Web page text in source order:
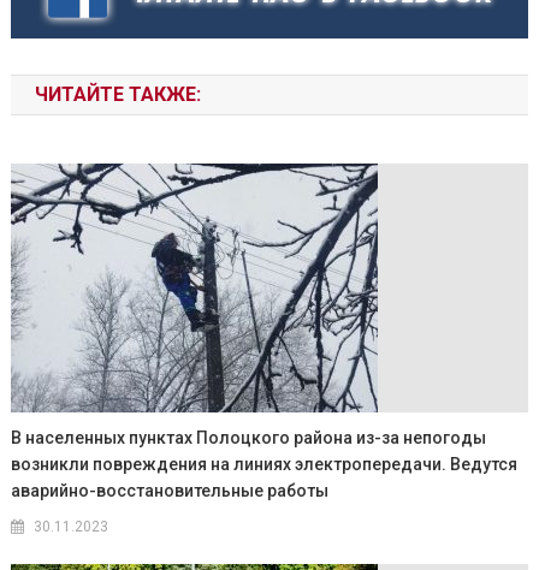
ЧИТАЙТЕ ТАКЖЕ:
В населенных пунктах Полоцкого района из-за непогоды
возникли повреждения на линиях электропередачи. Ведутся
аварийно-восстановительные работы
30.11.2023